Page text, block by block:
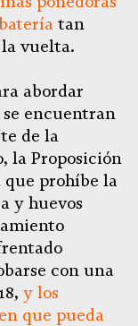
tan
la vuelta.
abordar
encuentran
de la
la Proposición
prohíbe la
y huevos
con una
y los
que pueda